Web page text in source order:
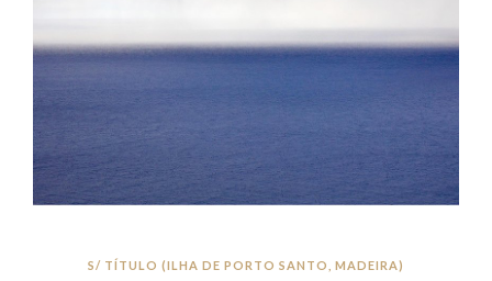
S/ TÍTULO (ILHA DE PORTO SANTO, MADEIRA)